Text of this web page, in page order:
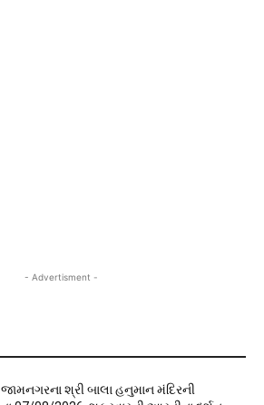
- Advertisment -
જામનગરના શ્રી બાલા હનુમાન મંદિરની